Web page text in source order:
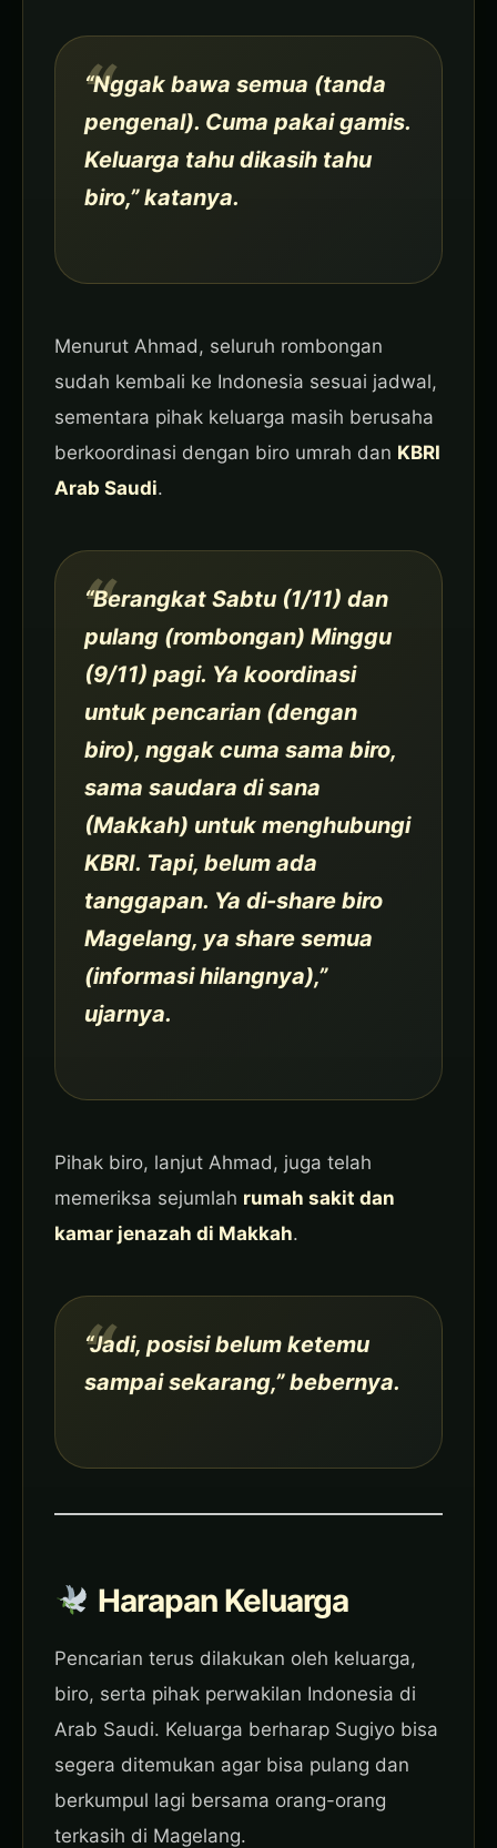
“Nggak bawa semua (tanda
pengenal). Cuma pakai gamis.
Keluarga tahu dikasih tahu
biro,” katanya.
Menurut Ahmad, seluruh rombongan
sudah kembali ke Indonesia sesuai jadwal,
sementara pihak keluarga masih berusaha
berkoordinasi dengan biro umrah dan KBRI
Arab Saudi.
“Berangkat Sabtu (1/11) dan
pulang (rombongan) Minggu
(9/11) pagi. Ya koordinasi
untuk pencarian (dengan
biro), nggak cuma sama biro,
sama saudara di sana
(Makkah) untuk menghubungi
KBRI. Tapi, belum ada
tanggapan. Ya di-share biro
Magelang, ya share semua
(informasi hilangnya),”
ujarnya.
Pihak biro, lanjut Ahmad, juga telah
memeriksa sejumlah rumah sakit dan
kamar jenazah di Makkah.
“Jadi, posisi belum ketemu
sampai sekarang,” bebernya.
Harapan Keluarga
Pencarian terus dilakukan oleh keluarga,
biro, serta pihak perwakilan Indonesia di
Arab Saudi. Keluarga berharap Sugiyo bisa
segera ditemukan agar bisa pulang dan
berkumpul lagi bersama orang-orang
terkasih di Magelang.